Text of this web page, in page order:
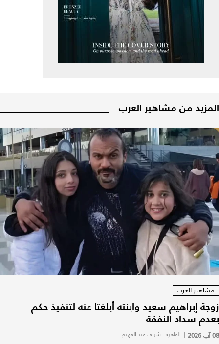
المزيد من مشاهير العرب
مشاهير العرب
زوجة إبراهيم سعيد وابنته أبلغتا عنه لتنفيذ حكم
بعدم سداد النفقة
08 آب 2026 | القاهرة - شريف عبد الفهيم